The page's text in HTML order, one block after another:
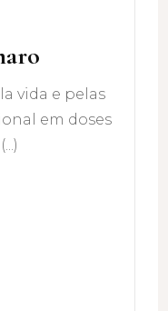
vida e pelas
em doses